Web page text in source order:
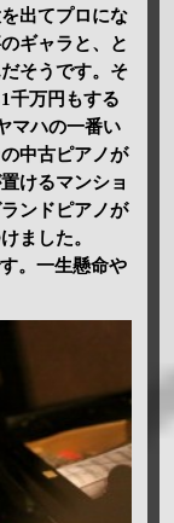
出てプロにな
ギャラと、と
そうです。そ
千万円もする
マハの一番い
中古ピアノが
けるマンショ
ンドピアノが
ました。
。一生懸命や